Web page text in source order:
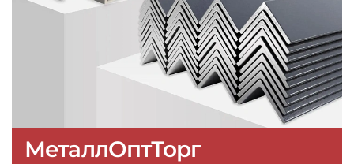
МеталлОптТорг